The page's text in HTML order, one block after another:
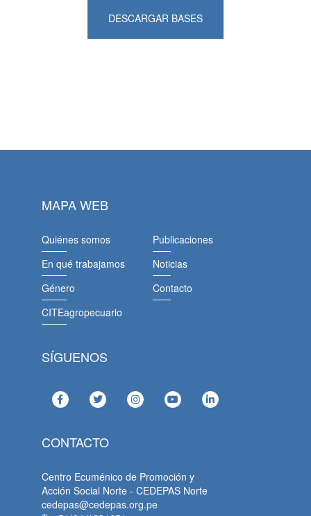
DESCARGAR BASES
MAPA WEB
Quiénes somos
En qué trabajamos
Género
CITEagropecuario
Publicaciones
Noticias
Contacto
SÍGUENOS
CONTACTO
Centro Ecuménico de Promoción y
Acción Social Norte - CEDEPAS Norte
cedepas@cedepas.org.pe